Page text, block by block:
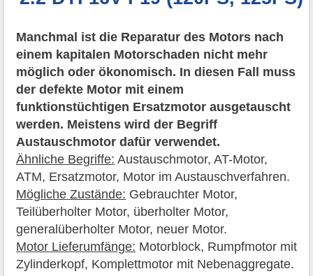
Manchmal ist die Reparatur des Motors nach
einem kapitalen Motorschaden nicht mehr
möglich oder ökonomisch. In diesen Fall muss
der defekte Motor mit einem
funktionstüchtigen Ersatzmotor ausgetauscht
werden. Meistens wird der Begriff
Austauschmotor dafür verwendet.
Ähnliche Begriffe: Austauschmotor, AT-Motor,
ATM, Ersatzmotor, Motor im Austauschverfahren.
Mögliche Zustände: Gebrauchter Motor,
Teilüberholter Motor, überholter Motor,
generalüberholter Motor, neuer Motor.
Motor Lieferumfänge: Motorblock, Rumpfmotor mit
Zylinderkopf, Komplettmotor mit Nebenaggregate.